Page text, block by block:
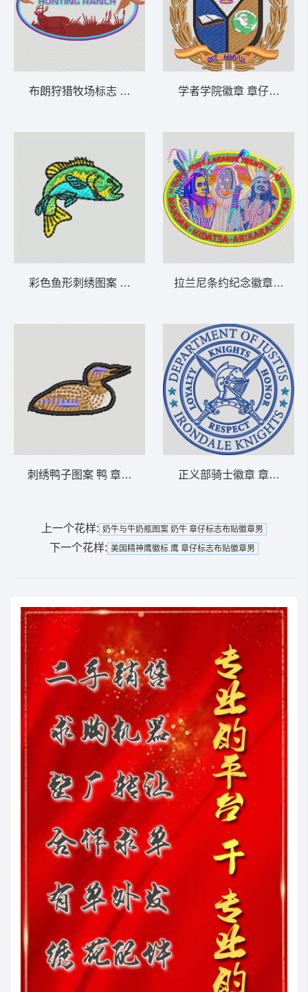
布朗狩猎牧场标志 鹿 章仔标志布贴徽章男
彩色鱼形刺绣图案 鱼 章仔标志布贴徽章男
刺绣鸭子图案 鸭 章仔标志布贴徽章男
学者学院徽章 章仔标志布
拉兰尼条约纪念徽章 章仔
正义部骑士徽章 章仔标志
上一个花样: 奶牛与牛奶瓶图案 奶牛 章仔标志布贴徽章男
下一个花样: 美国精神鹰徽标 鹰 章仔标志布贴徽章男